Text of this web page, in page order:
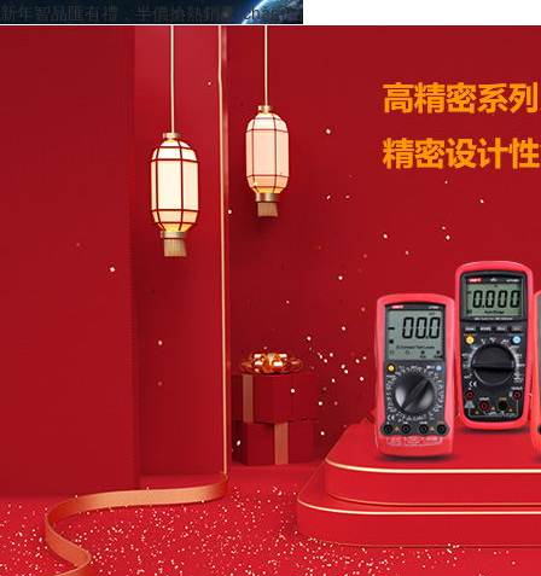
新年智品匯有禮，半價搶熱銷產(chǎn)品